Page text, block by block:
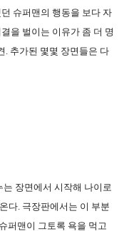
슈퍼맨의 행동을 보다 자
을 벌이는 이유가 좀 더 명
. 추가된 몇몇 장면들은 다
장면에서 시작해 나이로
다. 극장판에서는 이 부분
퍼맨이 그토록 욕을 먹고